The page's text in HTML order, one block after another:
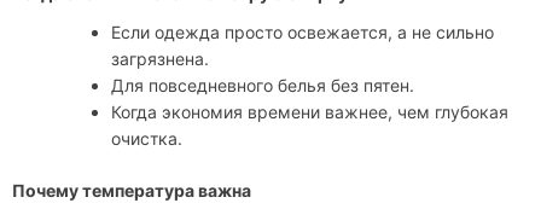
Если одежда просто освежается, а не сильно
загрязнена.
Для повседневного белья без пятен.
Когда экономия времени важнее, чем глубокая
очистка.
Почему температура важна